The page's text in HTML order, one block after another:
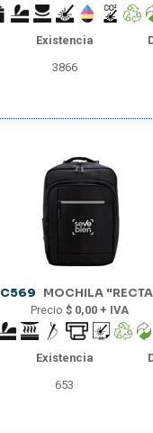
Existencia
3866
C569 MOCHILA
Precio $ 0,00 + IVA
Existencia
653